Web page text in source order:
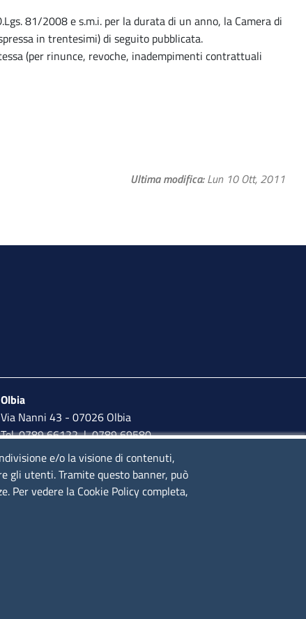
81/2008 e s.m.i. per la durata di un anno, la Camera di
in trentesimi) di seguito pubblicata.
(per rinunce, revoche, inadempimenti contrattuali
Ultima modifica Lun 10 Ott, 2011
Olbia
Via Nanni 43 - 07026 Olbia
Tel. 0789 66122 | 0789 69580
mail:ufficio.olbia@ss.camcom.it
lunedì al venerdì: 9,00 - 12,00; lunedì pomeriggio: 16,00 -
17,00
e/o la visione di contenuti,
gli utenti. Tramite questo banner, può
Per vedere la Cookie Policy completa,